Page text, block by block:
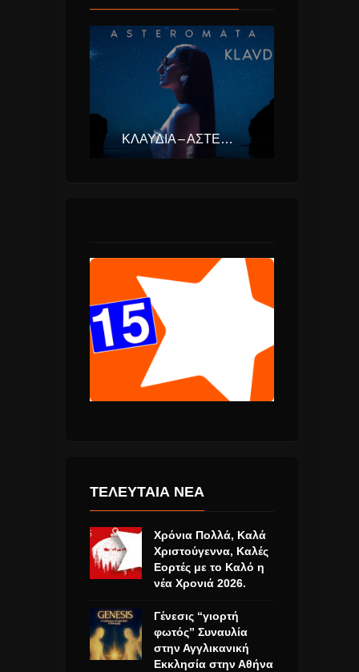
ΚΛΑΥΔΊΑ – ΑΣΤΕΡΟΜΆΤΑ (EUROVISION ΕΛΛΆΔΑ 2025)
ΤΕΛΕΥΤΑΙΑ ΝΕΑ
Χρόνια Πολλά, Καλά
Χριστούγεννα, Καλές
Εορτές με το Καλό η
νέα Χρονιά 2026.
Γένεσις “γιορτή
φωτός” Συναυλία
στην Αγγλικανική
Εκκλησία στην Αθήνα